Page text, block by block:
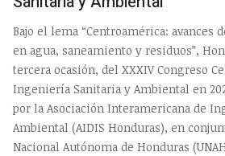
Bajo el lema “Centroamérica: avances
en agua, saneamiento y residuos”,
tercera ocasión, del XXXIV Congreso
Ingeniería Sanitaria y Ambiental en
por la Asociación Interamericana de
Ambiental (AIDIS Honduras), en
Nacional Autónoma de Honduras